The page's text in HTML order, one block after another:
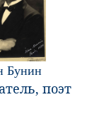
Бунин
поэт